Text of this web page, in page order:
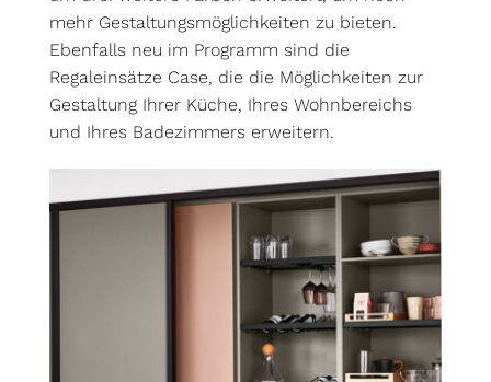
mehr Gestaltungsmöglichkeiten zu bieten.
Ebenfalls neu im Programm sind die
Regaleinsätze Case, die die Möglichkeiten zur
Gestaltung Ihrer Küche, Ihres Wohnbereichs
und Ihres Badezimmers erweitern.